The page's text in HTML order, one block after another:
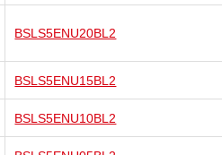
BSLS5ENU20BL2
BSLS5ENU15BL2
BSLS5ENU10BL2